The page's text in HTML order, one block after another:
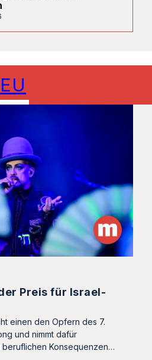
Preis für Israel-
einen den Opfern des 7.
und nimmt dafür
Konsequenzen…